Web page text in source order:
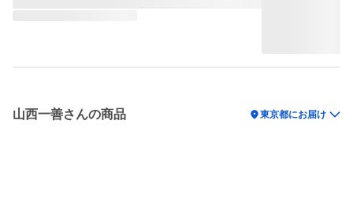
山西一善さんの商品 location_on東京都にお届け